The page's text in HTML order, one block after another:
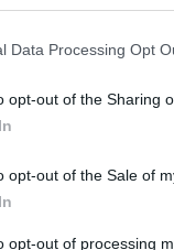
Data Processing Opt
opt-out of the Sharing
opt-out of the Sale of
opt-out of processing
progressista?
ero un
funziona ora
Come? Sì lo
me è prima di